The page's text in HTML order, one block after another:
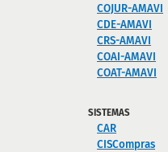
COJUR-AMAVI
CDE-AMAVI
CRS-AMAVI
COAI-AMAVI
COAT-AMAVI
SISTEMAS
CAR
CISCompras